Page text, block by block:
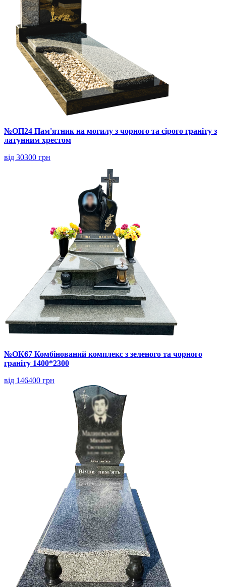
№ОП24 Пам'ятник на могилу з чорного та сірого граніту з
латунним хрестом
від 30300 грн
№ОК67 Комбінований комплекс з зеленого та чорного
граніту 1400*2300
від 146400 грн